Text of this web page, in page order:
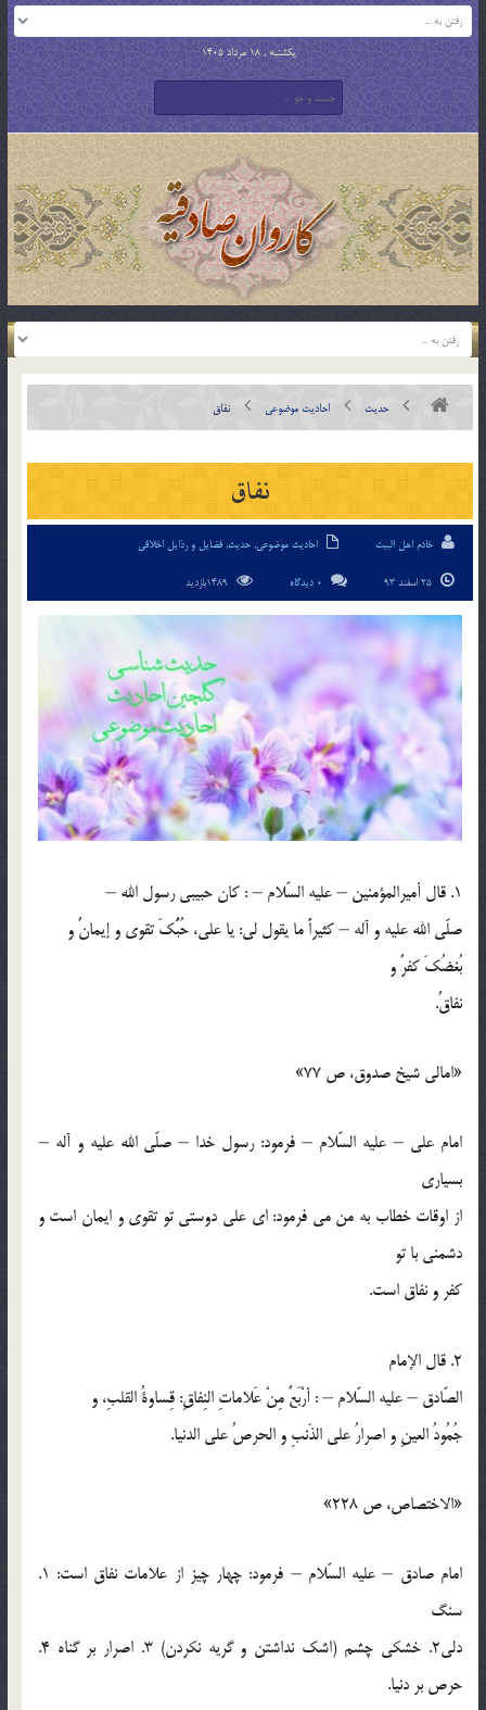
یکشنبه , 18 مرداد 1405
حدیث احادیث موضوعی نفاق
نفاق
خادم اهل البیت احادیث موضوعی, حدیث, فضایل و رذایل اخلاقی
0 دیدگاه
1. قال أميرالمؤمنين – عليه السّلام – : كان حبيبي رسول الله –
صلّي الله عليه و آله – كثيراً ما يقول لي: يا علي، حُبُّكَ تقوي و إيمانٌ و
بُغضُكَ كفرٌ و
نفاقٌ.
«امالي شيخ صدوق، ص 77»
امام علي – عليه السّلام – فرمود: رسول خدا – صلّي الله عليه و آله –
بسياري
از اوقات خطاب به من مي فرمود: اي علي دوستي تو تقوي و ايمان است و
دشمني با تو
كفر و نفاق است.
2. قال الإمام
الصّادق – عليه السّلام – : أرْبَعٌ مِنْ عَلاماتِ النِفاقِ: قِساوةُ القلبِ، و
جُمُودُ العينِ و اصرارُ علي الذَنبِ و الحرصُ علي الدنيا.
«الاختصاص، ص 228»
امام صادق – عليه السّلام – فرمود: چهار چيز از علامات نفاق است: 1.
سنگ
دلي2. خشكي چشم (اشك نداشتن و گريه نكردن) 3. اصرار بر گناه 4.
حرص بر دنيا.